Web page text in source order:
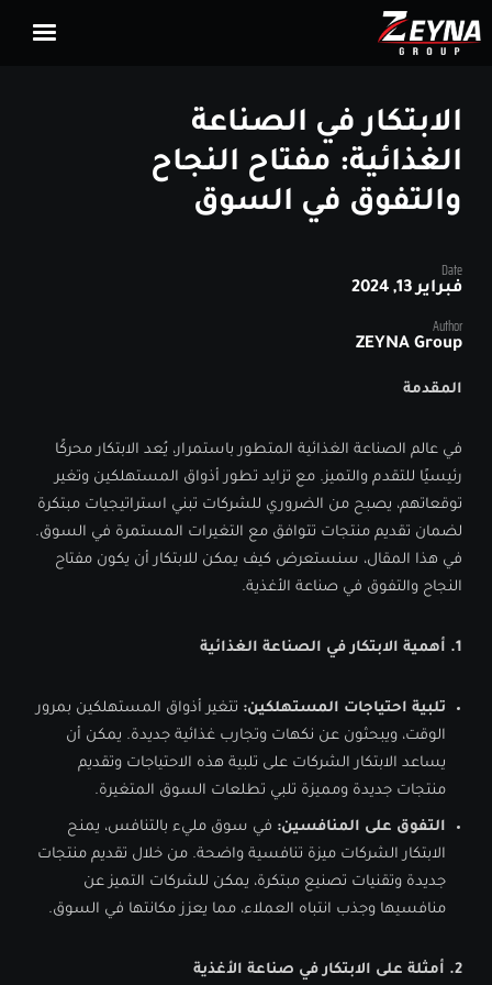
الابتكار في الصناعة
الغذائية: مفتاح النجاح
والتفوق في السوق
Date
فبراير 13, 2024
Author
ZEYNA Group
المقدمة
في عالم الصناعة الغذائية المتطور باستمرار، يُعد الابتكار محركًا
رئيسيًا للتقدم والتميز. مع تزايد تطور أذواق المستهلكين وتغير
توقعاتهم، يصبح من الضروري للشركات تبني استراتيجيات مبتكرة
لضمان تقديم منتجات تتوافق مع التغيرات المستمرة في السوق.
في هذا المقال، سنستعرض كيف يمكن للابتكار أن يكون مفتاح
النجاح والتفوق في صناعة الأغذية.
1. أهمية الابتكار في الصناعة الغذائية
تلبية احتياجات المستهلكين: تتغير أذواق المستهلكين بمرور
الوقت، ويبحثون عن نكهات وتجارب غذائية جديدة. يمكن أن
يساعد الابتكار الشركات على تلبية هذه الاحتياجات وتقديم
منتجات جديدة ومميزة تلبي تطلعات السوق المتغيرة.
التفوق على المنافسين: في سوق مليء بالتنافس، يمنح
الابتكار الشركات ميزة تنافسية واضحة. من خلال تقديم منتجات
جديدة وتقنيات تصنيع مبتكرة، يمكن للشركات التميز عن
منافسيها وجذب انتباه العملاء، مما يعزز مكانتها في السوق.
2. أمثلة على الابتكار في صناعة الأغذية
مجموعة زينة
ميديا
Zeyna Group ©2012-2024 All Rights Reserved